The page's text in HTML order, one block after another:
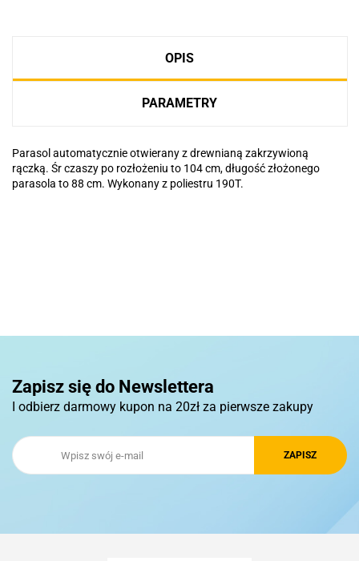
OPIS
PARAMETRY
Parasol automatycznie otwierany z drewnianą zakrzywioną
rączką. Śr czaszy po rozłożeniu to 104 cm, długość złożonego
parasola to 88 cm. Wykonany z poliestru 190T.
Royal Design
Zapisz się do Newslettera
I odbierz darmowy kupon na 20zł za pierwsze zakupy